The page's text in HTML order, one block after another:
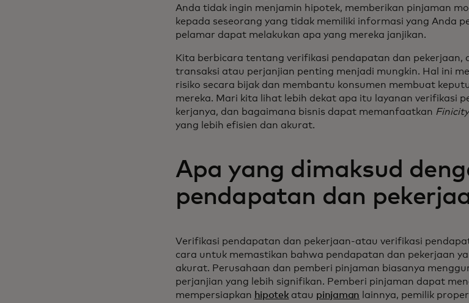
Anda tidak ingin menjamin hipotek, memberikan pinjaman
kepada seseorang yang tidak memiliki informasi yang Anda
pelamar dapat melakukan apa yang mereka janjikan.
Kita berbicara tentang verifikasi pendapatan dan pekerjaan,
transaksi atau perjanjian penting menjadi mungkin. Hal ini
risiko secara bijak dan membantu konsumen membuat
mereka. Mari kita lihat lebih dekat apa itu layanan verifikasi
kerjanya, dan bagaimana bisnis dapat memanfaatkan
yang lebih efisien dan akurat.
Apa yang dimaksud
pendapatan dan
Verifikasi pendapatan dan pekerjaan-atau verifikasi
cara untuk memastikan bahwa pendapatan dan pekerjaan
akurat. Perusahaan dan pemberi pinjaman biasanya
perjanjian yang lebih signifikan. Pemberi pinjaman dapat
mempersiapkan hipotek atau pinjaman lainnya, pemilik